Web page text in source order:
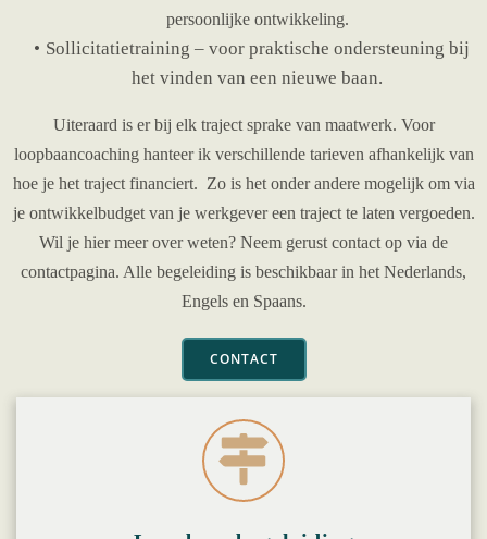
persoonlijke ontwikkeling.
Sollicitatietraining – voor praktische ondersteuning bij
het vinden van een nieuwe baan.
Uiteraard is er bij elk traject sprake van maatwerk. Voor
loopbaancoaching hanteer ik verschillende tarieven afhankelijk van
hoe je het traject financiert. Zo is het onder andere mogelijk om via
je ontwikkelbudget van je werkgever een traject te laten vergoeden.
Wil je hier meer over weten? Neem gerust contact op via de
contactpagina. Alle begeleiding is beschikbaar in het Nederlands,
Engels en Spaans.
CONTACT